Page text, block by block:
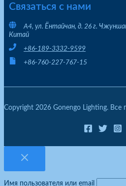
Связаться с нами
A4, ул. Ёнтайчан, д. 26 г.
Китай
+86-189-3332-9599
+86-760-227-767-15
Copyright 2026 Gonengo Lighting. Все
Имя пользователя или email